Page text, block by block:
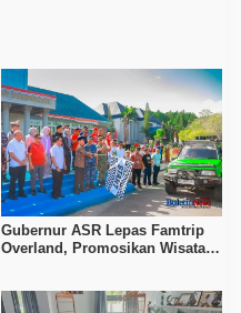
Gubernur ASR Lepas Famtrip
Overland, Promosikan Wisata